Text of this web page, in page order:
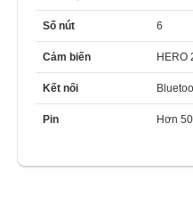
Số nút 6
Cảm biến HERO
Kết nối
Pin Hơn